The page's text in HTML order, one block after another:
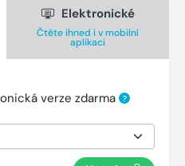
Elektronické
Čtěte ihned i v mobilní
aplikaci
verze zdarma ?